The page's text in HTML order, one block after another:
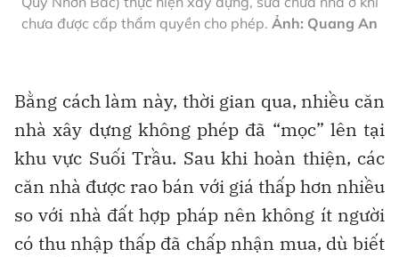
chưa được cấp thẩm quyền cho phép. Ảnh: Quang An
Bằng cách làm này, thời gian qua, nhiều căn
nhà xây dựng không phép đã “mọc” lên tại
khu vực Suối Trầu. Sau khi hoàn thiện, các
căn nhà được rao bán với giá thấp hơn nhiều
so với nhà đất hợp pháp nên không ít người
có thu nhập thấp đã chấp nhận mua, dù biết